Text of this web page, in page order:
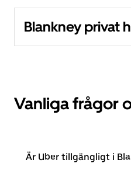
Blankney privat
Vanliga frågor
Är Uber tillgängligt i